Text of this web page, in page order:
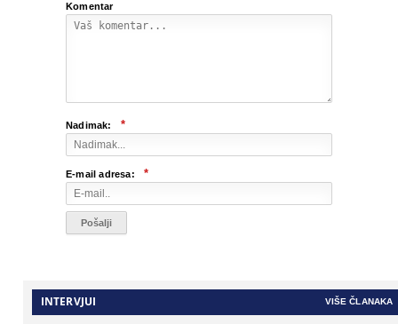
Komentar
Nadimak: *
E-mail adresa: *
INTERVJUI VIŠE ČLANAKA